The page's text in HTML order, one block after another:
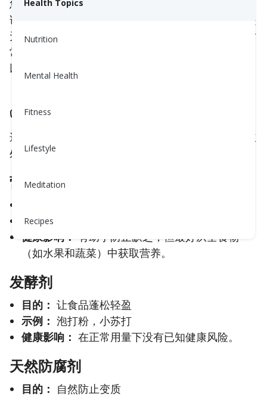
Health Topics
Nutrition
Mental Health
Fitness
Lifestyle
Meditation
Recipes
您可以在食品包装的
该部分在食品的
下。虽然一些添加剂是
无害的，但其他一些可能会带来健康风险。这里是对
常见食品添加剂的简单分类——好的、值得质疑的，
以及您可能想要避免的。
✅ 通常安全的添加剂
这些添加剂在适量食用时通常是安全的，常常具有益
处：
营养素
示例：
健康影响：
有助于防止缺乏，但最好从全食物
（如水果和蔬菜）中获取营养。
发酵剂
目的： 让食品蓬松轻盈
示例： 泡打粉，小苏打
健康影响： 在正常用量下没有已知健康风险。
天然防腐剂
目的： 自然防止变质